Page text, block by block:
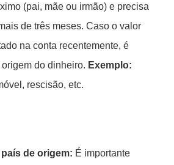
(pai, mãe ou irmão) e precisa
de três meses. Caso o valor
na conta recentemente, é
do dinheiro. Exemplo:
rescisão, etc.
de origem: É importante